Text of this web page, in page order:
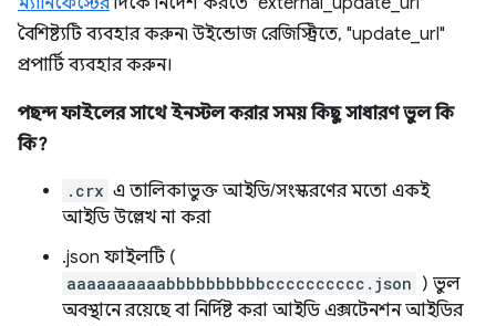
বৈশিষ্ট্যটি ব্যবহার করুন৷ উইন্ডোজ রেজিস্ট্রিতে, "update_url"
প্রপার্টি ব্যবহার করুন।
পছন্দ ফাইলের সাথে ইনস্টল করার সময় কিছু সাধারণ ভুল কি
কি?
.crx এ তালিকাভুক্ত আইডি/সংস্করণের মতো একই
আইডি উল্লেখ না করা
.json ফাইলটি (
aaaaaaaaaabbbbbbbbbbcccccccccc.json ) ভুল
অবস্থানে রয়েছে বা নির্দিষ্ট করা আইডি এক্সটেনশন আইডির